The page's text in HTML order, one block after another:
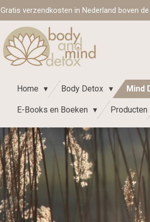
Gratis verzendkosten in Nederland boven
Home Body Detox Mind
E-Books en Boeken Producten